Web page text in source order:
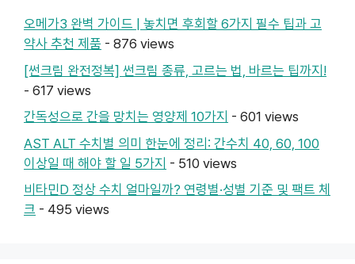
오메가3 완벽 가이드 | 놓치면 후회할 6가지 필수 팁과 고
약사 추천 제품 - 876 views
[썬크림 완전정복] 썬크림 종류, 고르는 법, 바르는 팁까지!
- 617 views
간독성으로 간을 망치는 영양제 10가지 - 601 views
AST ALT 수치별 의미 한눈에 정리: 간수치 40, 60, 100
이상일 때 해야 할 일 5가지 - 510 views
비타민D 정상 수치 얼마일까? 연령별·성별 기준 및 팩트 체
크 - 495 views